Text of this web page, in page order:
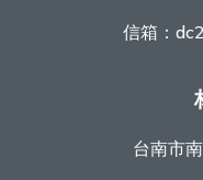
信箱：
台南市